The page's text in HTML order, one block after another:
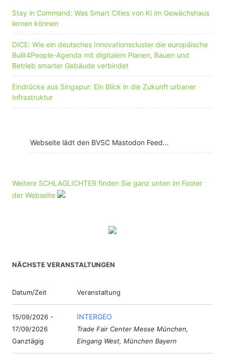
Stay in Command: Was Smart Cities von KI im Gewächshaus
lernen können
DICE: Wie ein deutsches Innovationscluster die europäische
Built4People-Agenda mit digitalem Planen, Bauen und
Betrieb smarter Gebäude verbindet
Eindrücke aus Singapur: Ein Blick in die Zukunft urbaner
Infrastruktur
Webseite lädt den BVSC Mastodon Feed...
Weitere SCHLAGLICHTER finden Sie ganz unten im Footer
der Webseite
NÄCHSTE VERANSTALTUNGEN
Datum/Zeit Veranstaltung
15/09/2026 -
17/09/2026
Ganztägig
INTERGEO
Trade Fair Center Messe München,
Eingang West, München Bayern